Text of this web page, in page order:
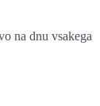
na dnu vsakega